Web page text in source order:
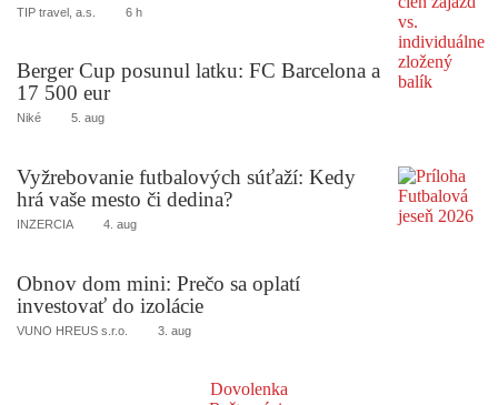
TIP travel, a.s. 6 h
Berger Cup posunul latku: FC Barcelona a
17 500 eur
Niké 5. aug
Vyžrebovanie futbalových súťaží: Kedy
hrá vaše mesto či dedina?
INZERCIA 4. aug
Obnov dom mini: Prečo sa oplatí
investovať do izolácie
VUNO HREUS s.r.o. 3. aug
Dovolenka